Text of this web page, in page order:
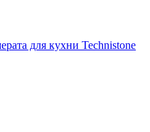
для кухни Technistone